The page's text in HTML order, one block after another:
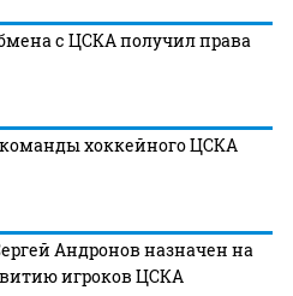
с ЦСКА получил права
хоккейного ЦСКА
Андронов назначен на
игроков ЦСКА